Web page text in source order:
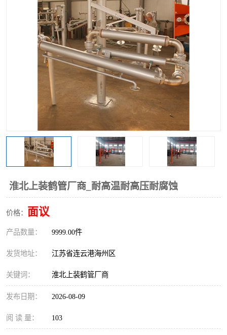
淮北上装鹤管厂商_耐高温耐高压耐腐蚀
价格： 面议
产品数量： 9999.00件
发货地址： 江苏省连云港海州区
关键词： 淮北上装鹤管厂商
发布日期： 2026-08-09
阅 读 量： 103